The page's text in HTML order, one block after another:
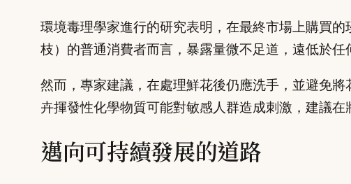
環境毒理學家進行的研究表明，在最終市場上購買
枝）的普通消費者而言，暴露量微不足道，遠低於任
然而，專家建議，在處理鮮花後仍應洗手，並避免
卉揮發性化學物質可能對敏感人群造成刺激，建議
邁向可持續發展的道路